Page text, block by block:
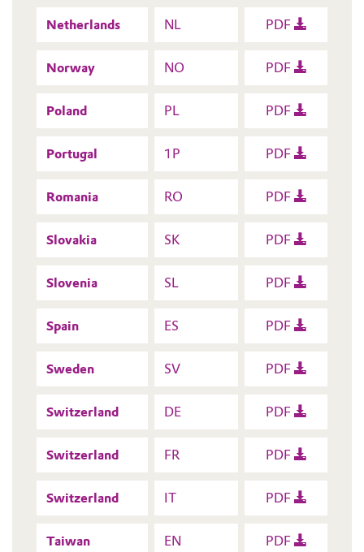
Netherlands NL PDF
Norway NO PDF
Poland PL PDF
Portugal 1P PDF
Romania RO PDF
Slovakia SK PDF
Slovenia SL PDF
Spain ES PDF
Sweden SV PDF
Switzerland DE PDF
Switzerland FR PDF
Switzerland IT PDF
Taiwan EN PDF